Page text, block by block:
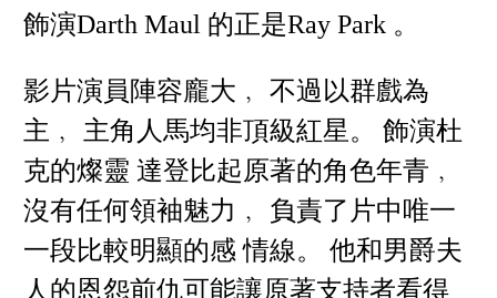
飾演Darth Maul 的正是Ray Park 。
影片演員陣容龐大﹐ 不過以群戲為
主﹐ 主角人馬均非頂級紅星。 飾演杜
克的燦靈 達登比起原著的角色年青﹐
沒有任何領袖魅力﹐ 負責了片中唯一
一段比較明顯的感 情線。 他和男爵夫
人的恩怨前仇可能讓原著支持者看得